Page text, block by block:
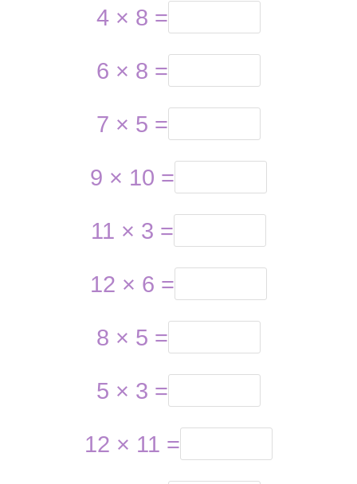
4 × 8 =
6 × 8 =
7 × 5 =
9 × 10 =
11 × 3 =
12 × 6 =
8 × 5 =
5 × 3 =
12 × 11 =